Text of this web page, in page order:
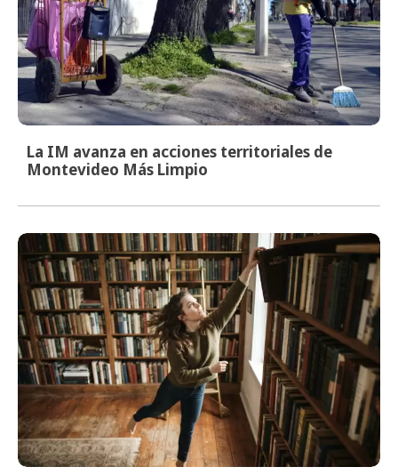
La IM avanza en acciones territoriales de
Montevideo Más Limpio